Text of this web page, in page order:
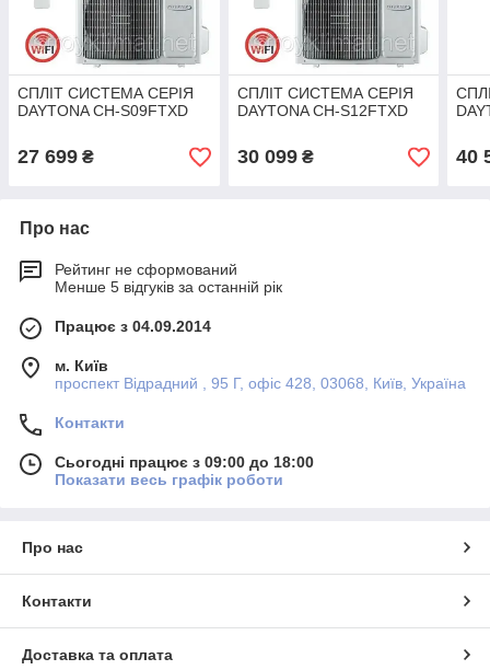
СПЛІТ СИСТЕМА СЕРІЯ
DAYTONA CH-S09FTXD
27 699 ₴
СПЛІТ СИСТЕМА СЕРІЯ
DAYTONA CH-S12FTXD
30 099₴ 40
Про нас
Рейтинг не сформований
Менше 5 відгуків за останній рік
Працює з 04.09.2014
м. Київ
проспект Відрадний , 95 Г, офіс 428, 03068, Київ, Україна
Контакти
Сьогодні працює з 09:00 до 18:00
Показати весь графік роботи
Про нас
Контакти
Доставка та оплата